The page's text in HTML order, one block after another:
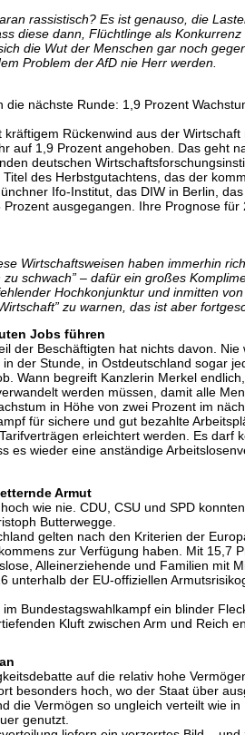
rassistisch? Es ist genauso, die
diese dann, Flüchtlinge als
die Wut der Menschen gar noch
Problem der AfD nie Herr werden.
die nächste Runde: 1,9 Prozent
Rückenwind aus der
auf 1,9 Prozent angehoben. Das geht
deutschen
des Herbstgutachtens, das der
Ifo-Institut, das DIW in Berlin,
ausgegangen. Ihre Prognose
Wirtschaftsweisen haben immerhin
schwach” – dafür ein großes
Hochkonjunktur und inmitten
zu warnen, das ist aber
Jobs führen
der Beschäftigten hat nichts davon.
der Stunde, in Ostdeutschland sogar
Wann begreift Kanzlerin Merkel
werden müssen, damit alle
in Höhe von zwei Prozent im
für sichere und gut bezahlte
erleichtert werden. Es
es wieder eine anständige
Armut
wie nie. CDU, CSU und SPD
Butterwegge.
gelten nach den Kriterien der
zur Verfügung haben. Mit 15,7
Alleinerziehende und Familien mit
unterhalb der EU-offiziellen
Bundestagswahlkampf ein blinder
Kluft zwischen Arm und Reich
auf die relativ hohe
besonders hoch, wo der Staat über
die Vermögen so ungleich verteilt wie
genutzt.